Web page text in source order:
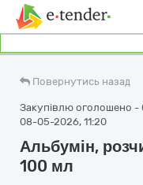
Повернутись назад
Закупівлю оголошено -
08-05-2026, 11:20
Альбумін,
100 мл